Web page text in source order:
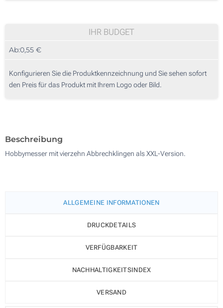
3 Farbig (Auf einer Seite)
Digitaldruck (Auf einer Seite)
50
125
250
IHR BUDGET
Ab:0,55 €
Konfigurieren Sie die Produktkennzeichnung und Sie sehen sofort
den Preis für das Produkt mit Ihrem Logo oder Bild.
Beschreibung
Hobbymesser mit vierzehn Abbrechklingen als XXL-Version.
ALLGEMEINE INFORMATIONEN
DRUCKDETAILS
VERFÜGBARKEIT
NACHHALTIGKEITSINDEX
VERSAND